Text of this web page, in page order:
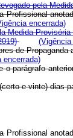
pela
encerrada)
Medida Provisória
(Vigência
de
encerrada)
parágrafo
(certo e